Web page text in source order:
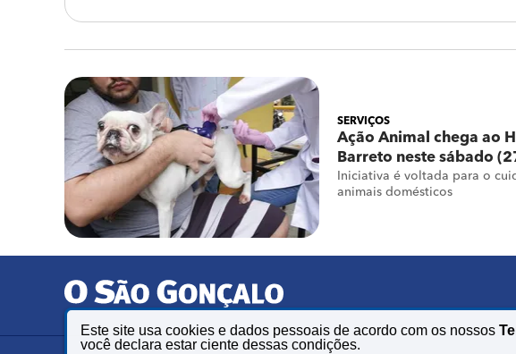
SERVIÇOS
Ação Animal chega ao
Barreto neste sábado
Iniciativa é voltada para o
animais domésticos
Este site usa cookies e dados pessoais de acordo com os nossos
você declara estar ciente dessas condições.